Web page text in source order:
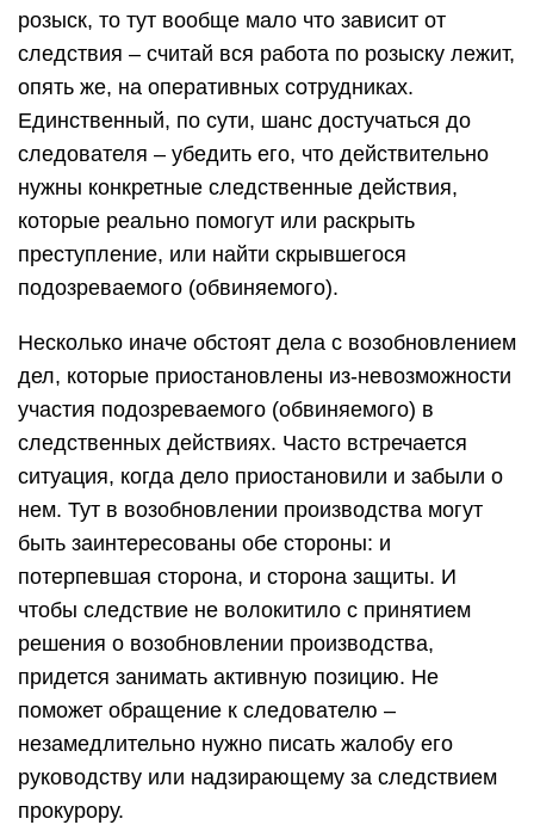
розыск, то тут вообще мало что зависит от
следствия – считай вся работа по розыску лежит,
опять же, на оперативных сотрудниках.
Единственный, по сути, шанс достучаться до
следователя – убедить его, что действительно
нужны конкретные следственные действия,
которые реально помогут или раскрыть
преступление, или найти скрывшегося
подозреваемого (обвиняемого).
Несколько иначе обстоят дела с возобновлением
дел, которые приостановлены из-невозможности
участия подозреваемого (обвиняемого) в
следственных действиях. Часто встречается
ситуация, когда дело приостановили и забыли о
нем. Тут в возобновлении производства могут
быть заинтересованы обе стороны: и
потерпевшая сторона, и сторона защиты. И
чтобы следствие не волокитило с принятием
решения о возобновлении производства,
придется занимать активную позицию. Не
поможет обращение к следователю –
незамедлительно нужно писать жалобу его
руководству или надзирающему за следствием
прокурору.